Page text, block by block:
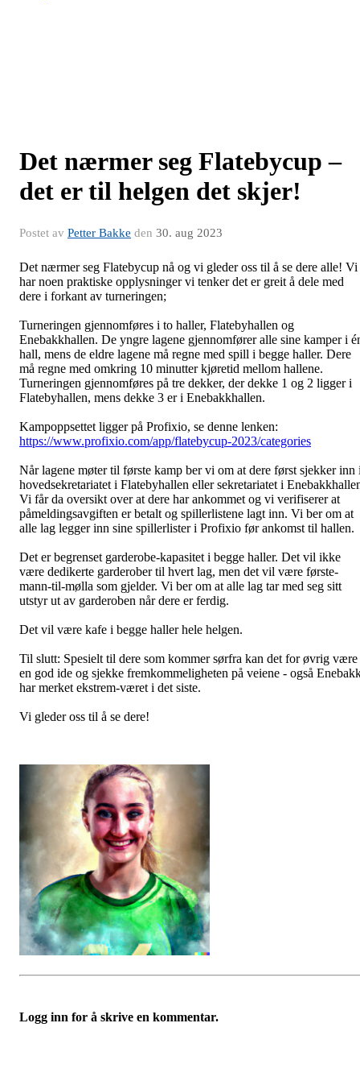
Det nærmer seg Flatebycup –
det er til helgen det skjer!
Postet av Petter Bakke den 30. aug 2023
Det nærmer seg Flatebycup nå og vi gleder oss til å se dere alle! Vi
har noen praktiske opplysninger vi tenker det er greit å dele med
dere i forkant av turneringen;
Turneringen gjennomføres i to haller, Flatebyhallen og
Enebakkhallen. De yngre lagene gjennomfører alle sine kamper i
hall, mens de eldre lagene må regne med spill i begge haller. Dere
må regne med omkring 10 minutter kjøretid mellom hallene.
Turneringen gjennomføres på tre dekker, der dekke 1 og 2 ligger i
Flatebyhallen, mens dekke 3 er i Enebakkhallen.
Kampoppsettet ligger på Profixio, se denne lenken:
https://www.profixio.com/app/flatebycup-2023/categories
Når lagene møter til første kamp ber vi om at dere først sjekker inn
hovedsekretariatet i Flatebyhallen eller sekretariatet i
Vi får da oversikt over at dere har ankommet og vi verifiserer at
påmeldingsavgiften er betalt og spillerlistene lagt inn. Vi ber om at
alle lag legger inn sine spillerlister i Profixio før ankomst til hallen.
Det er begrenset garderobe-kapasitet i begge haller. Det vil ikke
være dedikerte garderober til hvert lag, men det vil være første-
mann-til-mølla som gjelder. Vi ber om at alle lag tar med seg sitt
utstyr ut av garderoben når dere er ferdig.
Det vil være kafe i begge haller hele helgen.
Til slutt: Spesielt til dere som kommer sørfra kan det for øvrig være
en god ide og sjekke fremkommeligheten på veiene - også
har merket ekstrem-været i det siste.
Vi gleder oss til å se dere!
Logg inn for å skrive en kommentar.